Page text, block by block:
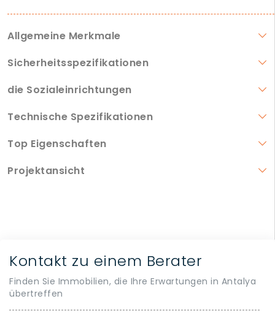
Allgemeine Merkmale
Sicherheitsspezifikationen
die Sozialeinrichtungen
Technische Spezifikationen
Top Eigenschaften
Projektansicht
Kontakt zu einem Berater
Finden Sie Immobilien, die Ihre Erwartungen in Antalya
übertreffen